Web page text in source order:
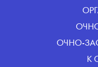
ОЧНО-
К